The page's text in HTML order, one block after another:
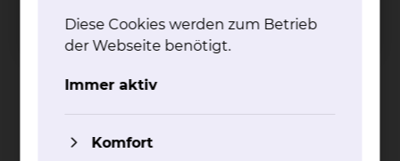
Kinderbücher
Sachbücher
Biografien
Bücher in Fremdsprachen (englisch,
französisch, spanisch, russisch, polnisch,
Diese Cookies werden zum Betrieb
der Webseite benötigt.
Immer aktiv
Komfort